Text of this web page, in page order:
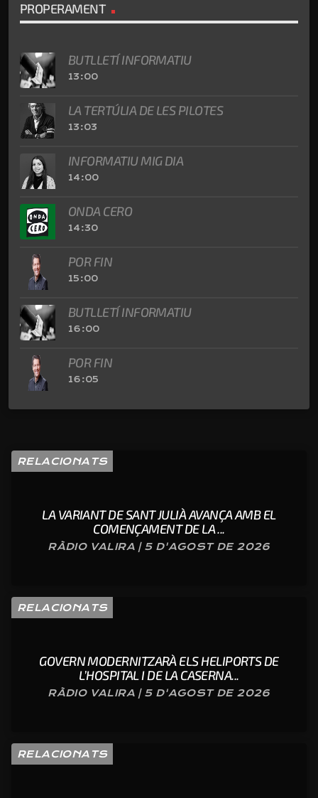
PROPERAMENT
BUTLLETÍ INFORMATIU
13:00
LA TERTÚLIA DE LES PILOTES
13:03
INFORMATIU MIG DIA
14:00
ONDA CERO
14:30
POR FIN
15:00
BUTLLETÍ INFORMATIU
16:00
POR FIN
16:05
RELACIONATS
LA VARIANT DE SANT JULIÀ AVANÇA AMB EL
COMENÇAMENT DE LA ...
RÀDIO VALIRA | 5 D'AGOST DE 2026
RELACIONATS
GOVERN MODERNITZARÀ ELS HELIPORTS DE
L’HOSPITAL I DE LA CASERNA...
RÀDIO VALIRA | 5 D'AGOST DE 2026
RELACIONATS